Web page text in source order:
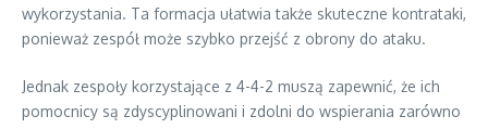
wykorzystania. Ta formacja ułatwia także skuteczne kontrataki,
ponieważ zespół może szybko przejść z obrony do ataku.
Jednak zespoły korzystające z 4-4-2 muszą zapewnić, że ich
pomocnicy są zdyscyplinowani i zdolni do wspierania zarówno